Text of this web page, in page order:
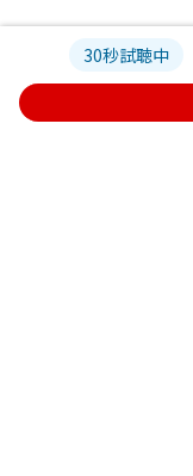
30秒試聴中